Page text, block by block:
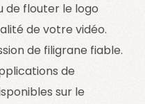
flouter le logo
de votre vidéo.
de filigrane fiable.
de
sur le